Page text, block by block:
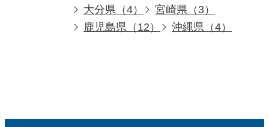
大分県（4）
宮崎県（3）
鹿児島県（12）
沖縄県（4）